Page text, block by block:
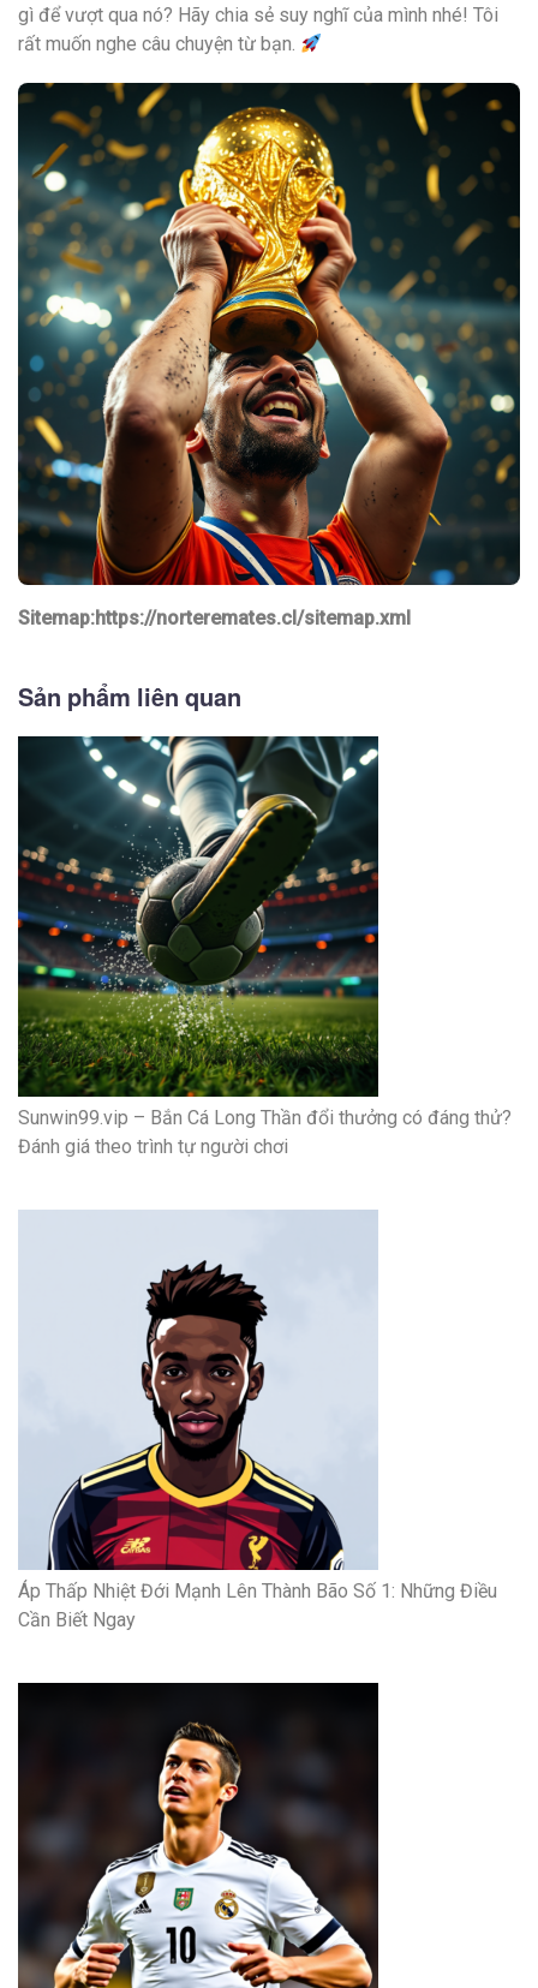
gì để vượt qua nó? Hãy chia sẻ suy nghĩ của mình nhé! Tôi
rất muốn nghe câu chuyện từ bạn.
Sitemap:https://norteremates.cl/sitemap.xml
Sản phẩm liên quan
Sunwin99.vip – Bắn Cá Long Thần đổi thưởng có đáng thử?
Đánh giá theo trình tự người chơi
Áp Thấp Nhiệt Đới Mạnh Lên Thành Bão Số 1: Những Điều
Cần Biết Ngay